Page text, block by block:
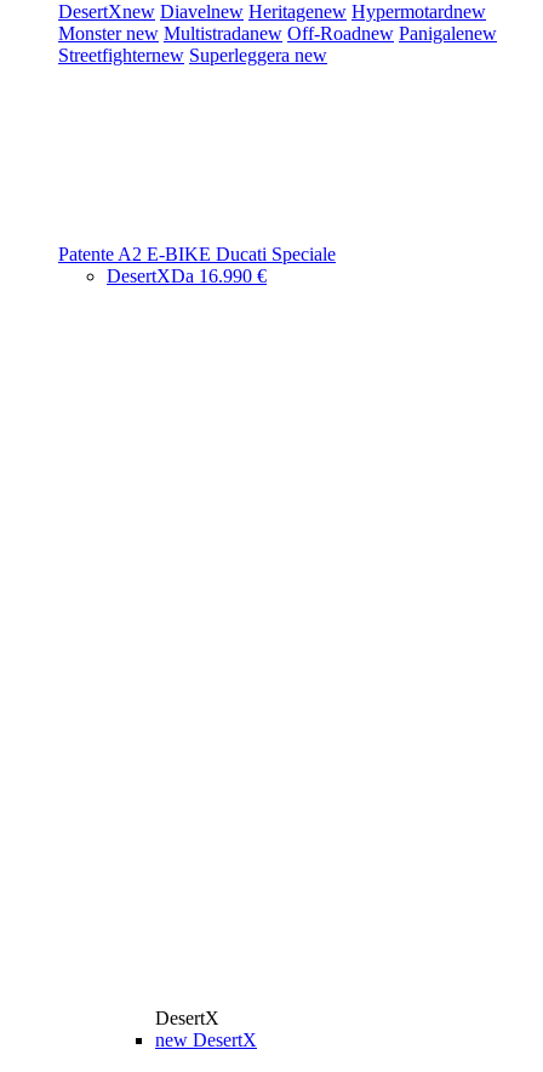
DesertXnew Diavelnew Heritagenew Hypermotardnew
Monsternew Multistradanew Off-Roadnew Panigalenew
Streetfighternew Superleggera new
Patente A2 E-BIKE Ducati Speciale
DesertXDa 16.990 €
DesertX
new DesertX